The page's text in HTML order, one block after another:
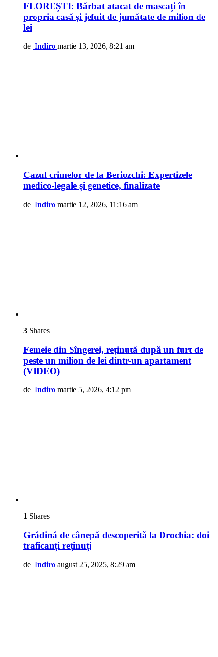
FLOREȘTI: Bărbat atacat de mascați în
propria casă și jefuit de jumătate de milion de
lei
de Indiro martie 13, 2026, 8:21 am
Cazul crimelor de la Beriozchi: Expertizele
medico-legale și genetice, finalizate
de Indiro martie 12, 2026, 11:16 am
3 Shares
Femeie din Sîngerei, reținută după un furt de
peste un milion de lei dintr-un apartament
(VIDEO)
de Indiro martie 5, 2026, 4:12 pm
1 Shares
Grădină de cânepă descoperită la Drochia: doi
traficanți reținuți
de Indiro august 25, 2025, 8:29 am